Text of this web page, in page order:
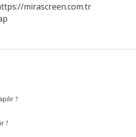
mirascreen.com.tr
?
?